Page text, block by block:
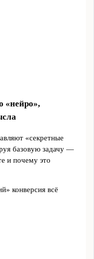
«нейро»,
«секретные
базовую задачу —
и почему это
конверсия всё